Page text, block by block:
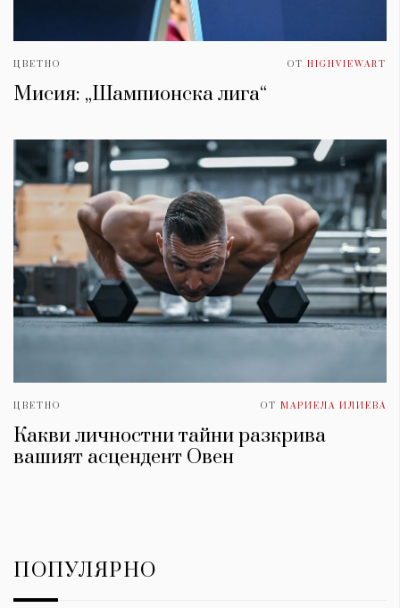
ЦВЕТНО ОТ HIGHVIEWART
Мисия: „Шампионска лига“
ЦВЕТНО ОТ МАРИЕЛА ИЛИЕВА
Какви личностни тайни разкрива
вашият асцендент Овен
ПОПУЛЯРНО